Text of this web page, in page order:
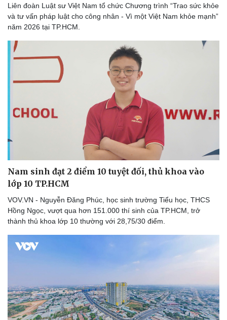
Văn hóa
Sân khấu - Điện ảnh
Văn học
Âm nhạc
Di sản
Giải trí
Thời trang
Sao Việt
Liên đoàn Luật sư Việt Nam tổ chức Chương trình “Trao sức khỏe
và tư vấn pháp luật cho công nhân - Vì một Việt Nam khỏe mạnh”
năm 2026 tại TP.HCM.
Nam sinh đạt 2 điểm 10 tuyệt đối, thủ khoa vào
lớp 10 TP.HCM
VOV.VN - Nguyễn Đăng Phúc, học sinh trường Tiểu học, THCS
Hồng Ngọc, vượt qua hơn 151.000 thí sinh của TP.HCM, trở
thành thủ khoa lớp 10 thường với 28,75/30 điểm.